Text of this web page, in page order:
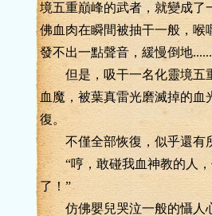
境五重巔峰的武者，就變成了
佛血肉在瞬間被抽干一般，喉
發不出一點聲音，緩慢倒地
但是，吸干一名化靈境五
血魔，被葉真雷光磨滅掉的血
復。
不僅全部恢復，似乎還有
“哼，敢碰我血神教的人，
了！”
仿佛嬰兒哭泣一般的懾人心